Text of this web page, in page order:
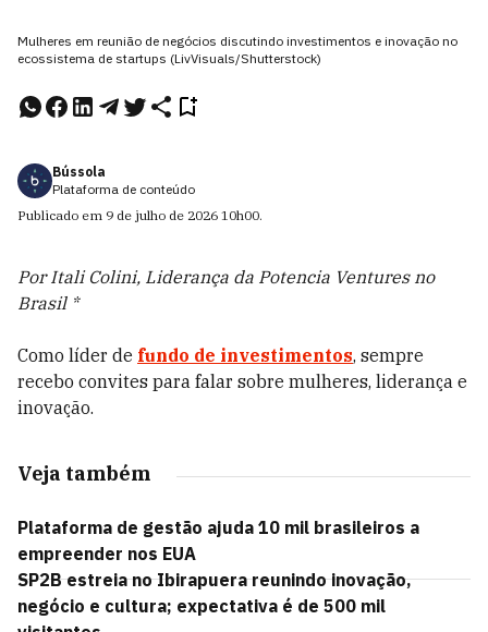
Mulheres em reunião de negócios discutindo investimentos e inovação no
ecossistema de startups (LivVisuals/Shutterstock)
Bússola
Plataforma de conteúdo
Publicado em 9 de julho de 2026 10h00.
Por Itali Colini, Liderança da Potencia Ventures no
Brasil *
Como líder de fundo de investimentos, sempre
recebo convites para falar sobre mulheres, liderança e
inovação.
Veja também
Plataforma de gestão ajuda 10 mil brasileiros a
empreender nos EUA
SP2B estreia no Ibirapuera reunindo inovação,
negócio e cultura; expectativa é de 500 mil